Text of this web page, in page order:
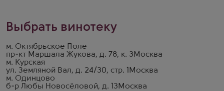
Выбрать винотеку
м. Октябрьское Поле
пр-кт Маршала Жукова, д. 78, к. 3 Москва
м. Курская
ул. Земляной Вал, д. 24/30, стр. 1
Москва
м. Одинцово
б-р Любы Новосёловой, д. 13 Москва